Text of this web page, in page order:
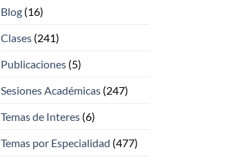
Blog(16)
Clases(241)
Publicaciones(5)
Sesiones Académicas(247)
Temas de Interes(6)
Temas por Especialidad (477)